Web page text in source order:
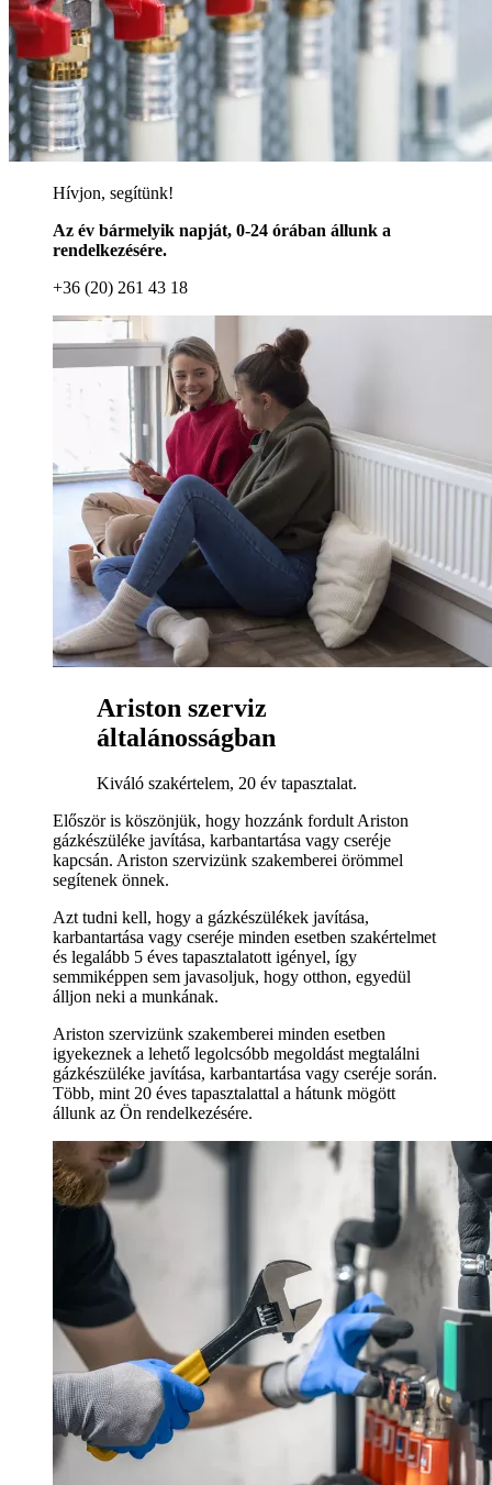
Hívjon, segítünk!
Az év bármelyik napját, 0-24 órában állunk a
rendelkezésére.
+36 (20) 261 43 18
Ariston szerviz
általánosságban
Kiváló szakértelem, 20 év tapasztalat.
Először is köszönjük, hogy hozzánk fordult Ariston
gázkészüléke javítása, karbantartása vagy cseréje
kapcsán. Ariston szervizünk szakemberei örömmel
segítenek önnek.
Azt tudni kell, hogy a gázkészülékek javítása,
karbantartása vagy cseréje minden esetben szakértelmet
és legalább 5 éves tapasztalatott igényel, így
semmiképpen sem javasoljuk, hogy otthon, egyedül
álljon neki a munkának.
Ariston szervizünk szakemberei minden esetben
igyekeznek a lehető legolcsóbb megoldást megtalálni
gázkészüléke javítása, karbantartása vagy cseréje során.
Több, mint 20 éves tapasztalattal a hátunk mögött
állunk az Ön rendelkezésére.